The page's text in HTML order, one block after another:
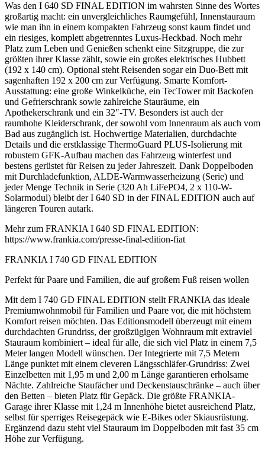
Was den I 640 SD FINAL EDITION im wahrsten Sinne des Wortes
großartig macht: ein unvergleichliches Raumgefühl, Innenstauraum
wie man ihn in einem kompakten Fahrzeug sonst kaum findet und
ein riesiges, komplett abgetrenntes Luxus-Heckbad. Noch mehr
Platz zum Leben und Genießen schenkt eine Sitzgruppe, die zur
größten ihrer Klasse zählt, sowie ein großes elektrisches Hubbett
(192 x 140 cm). Optional steht Reisenden sogar ein Duo-Bett mit
sagenhaften 192 x 200 cm zur Verfügung. Smarte Komfort-
Ausstattung: eine große Winkelküche, ein TecTower mit Backofen
und Gefrierschrank sowie zahlreiche Stauräume, ein
Apothekerschrank und ein 32″-TV. Besonders ist auch der
raumhohe Kleiderschrank, der sowohl vom Innenraum als auch vom
Bad aus zugänglich ist. Hochwertige Materialien, durchdachte
Details und die erstklassige ThermoGuard PLUS-Isolierung mit
robustem GFK-Aufbau machen das Fahrzeug winterfest und
bestens gerüstet für Reisen zu jeder Jahreszeit. Dank Doppelboden
mit Durchladefunktion, ALDE-Warmwasserheizung (Serie) und
jeder Menge Technik in Serie (320 Ah LiFePO4, 2 x 110-W-
Solarmodul) bleibt der I 640 SD in der FINAL EDITION auch auf
längeren Touren autark.
Mehr zum FRANKIA I 640 SD FINAL EDITION:
https://www.frankia.com/presse-final-edition-fiat
FRANKIA I 740 GD FINAL EDITION
Perfekt für Paare und Familien, die auf großem Fuß reisen wollen
Mit dem I 740 GD FINAL EDITION stellt FRANKIA das ideale
Premiumwohnmobil für Familien und Paare vor, die mit höchstem
Komfort reisen möchten. Das Editionsmodell überzeugt mit einem
durchdachten Grundriss, der großzügigen Wohnraum mit extraviel
Stauraum kombiniert – ideal für alle, die sich viel Platz in einem 7,5
Meter langen Modell wünschen. Der Integrierte mit 7,5 Metern
Länge punktet mit einem cleveren Längsschläfer-Grundriss: Zwei
Einzelbetten mit 1,95 m und 2,00 m Länge garantieren erholsame
Nächte. Zahlreiche Staufächer und Deckenstauschränke – auch über
den Betten – bieten Platz für Gepäck. Die größte FRANKIA-
Garage ihrer Klasse mit 1,24 m Innenhöhe bietet ausreichend Platz,
selbst für sperriges Reisegepäck wie E-Bikes oder Skiausrüstung.
Ergänzend dazu steht viel Stauraum im Doppelboden mit fast 35 cm
Höhe zur Verfügung.